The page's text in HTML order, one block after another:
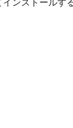
ンストールす